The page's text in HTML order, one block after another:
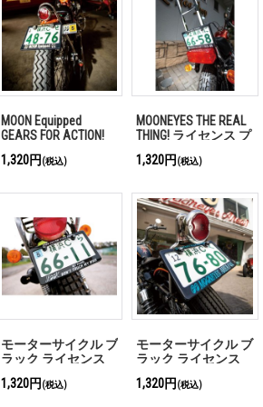
MOON Equipped
GEARS FOR ACTION!
ライセンス プレート
フレーム for モータ
【for 126cc UP】
1,320円 (税込)
MOONEYES THE REAL
THING! ライセンス プ
レート フレーム for
モーターサイクル ブ
UP】
1,320円 (税込)
モーターサイクル ブ
ラック ライセンス
1,320円(税込)
モーターサイクル ブ
ラック ライセンス
Area-1
1,320円(税込)